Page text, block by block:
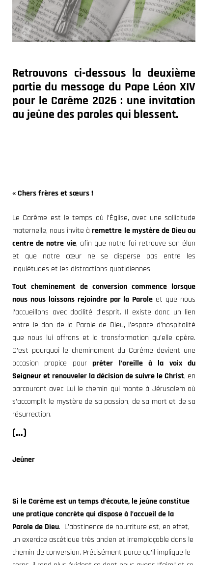
Retrouvons ci-dessous la deuxième
partie du message du Pape Léon XIV
pour le Carême 2026 : une invitation
au jeûne des paroles qui blessent.
« Chers frères et sœurs !
Le Carême est le temps où l’Église, avec une sollicitude
maternelle, nous invite àremettre le mystèrede Dieu au
centre de notre vie, afin que notre foi retrouve son élan
et que notre cœur ne se disperse pas entre les
inquiétudes et les distractions quotidiennes.
Tout cheminement de conversion commence lorsque
nous nous laissons rejoindre par la Parole et que nous
l’accueillons avec docilité d’esprit. Il existe donc un lien
entre le don de la Parole de Dieu, l’espace d’hospitalité
que nous lui offrons et la transformation qu’elle opère.
C’est pourquoi le cheminement du Carême devient une
occasion propice pourprêter l’oreille à la voix du
Seigneur et renouveler la décision de suivre le Christ, en
parcourant avec Lui le chemin qui monte à Jérusalem où
s’accomplit le mystère de sa passion, de sa mort et de sa
résurrection.
(…)
Jeûner
Si le Carêmeest un temps d’écoute, le jeûne constitue
une pratique concrète qui dispose à l’accueil de la
Parole de Dieu. L’abstinence de nourriture est, en effet,
un exercice ascétique très ancien et irremplaçable dans le
chemin de conversion. Précisément parce qu’il implique le